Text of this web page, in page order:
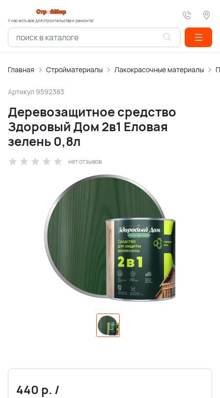
У нас есть все для строительства и ремонта!
Главная Стройматериалы Лакокрасочные материалы
Артикул 9592383
Деревозащитное средство
Здоровый Дом 2в1 Еловая
зелень 0,8л
нет отзывов
440 р. /